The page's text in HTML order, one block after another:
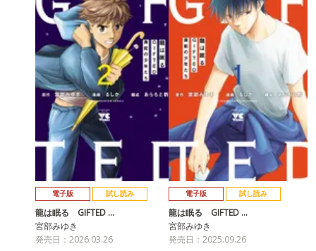
電子版 試し読み
龍は眠る GIFTED …
宮部みゆき
発売日：2026.03.26
電子版 試し読み
龍は眠る GIFTED …
宮部みゆき
発売日：2025.09.26